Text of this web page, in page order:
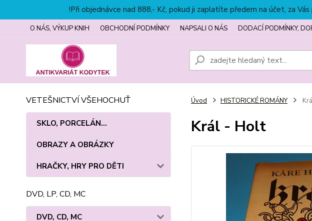
!Při objednávce nad 888,- Kč, pokud ji zaplatíte předem na účet, za
O NÁS, VÝKUP KNIH OBCHODNÍ PODMÍNKY NAPSALI O NÁS DODACÍ PODMÍNKY,
VETEŠNICTVÍ VŠEHOCHUŤ
SKLO, PORCELÁN...
OBRAZY A OBRÁZKY
HRAČKY, HRY PRO DĚTI
DVD, LP, CD, MC
DVD, CD, MC
Úvod HISTORICKÉ ROMÁNY
Král - Holt